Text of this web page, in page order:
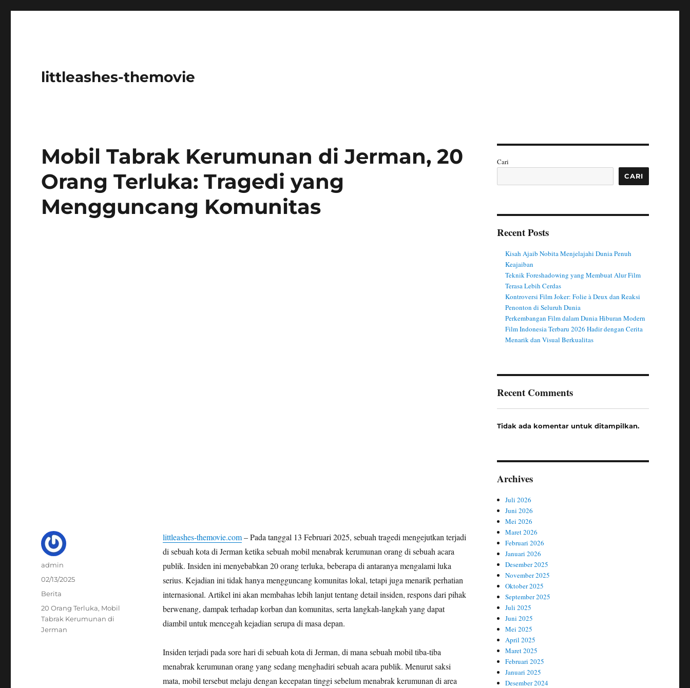
littleashes-themovie
Mobil Tabrak Kerumunan di Jerman, 20
Orang Terluka: Tragedi yang
Mengguncang Komunitas
littleashes-themovie.com–Pada tanggal 13 Februari 2025, sebuah tragedi mengejutkan terjadi
di sebuah kota di Jerman ketika sebuah mobil menabrak kerumunan orang di sebuah acara
publik. Insiden ini menyebabkan 20 orang terluka, beberapa di antaranya mengalami luka
serius. Kejadian ini tidak hanya mengguncang komunitas lokal, tetapi juga menarik perhatian
internasional. Artikel ini akan membahas lebih lanjut tentang detail insiden, respons dari pihak
berwenang, dampak terhadap korban dan komunitas, serta langkah-langkah yang dapat
diambil untuk mencegah kejadian serupa di masa depan.
Insiden terjadi pada sore hari di sebuah kota di Jerman, di mana sebuah mobil tiba-tiba
menabrak kerumunan orang yang sedang menghadiri sebuah acara publik. Menurut saksi
mata, mobil tersebut melaju dengan kecepatan tinggi sebelum menabrak kerumunan di area
Author
admin
Posted
02/13/2025
Categories
Berita
Tags
20 Orang Terluka, Mobil
Tabrak Kerumunan di
Jerman
Cari
CARI
Recent Posts
Kisah Ajaib Nobita Menjelajahi Dunia Penuh
Keajaiban
Teknik Foreshadowing yang Membuat Alur Film
Terasa Lebih Cerdas
Kontroversi Film Joker: Folie à Deux dan Reaksi
Penonton di Seluruh Dunia
Perkembangan Film dalam Dunia Hiburan Modern
Film Indonesia Terbaru 2026 Hadir dengan Cerita
Menarik dan Visual Berkualitas
Recent Comments
Tidak ada komentar untuk ditampilkan.
Archives
Juli 2026
Juni 2026
Mei 2026
Maret 2026
Februari 2026
Januari 2026
Desember 2025
November 2025
Oktober 2025
September 2025
Juli 2025
Juni 2025
Mei 2025
April 2025
Maret 2025
Februari 2025
Januari 2025
Desember 2024